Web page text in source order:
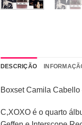
DESCRIÇÃO
Boxset Camila
C,XOXO é o quarto